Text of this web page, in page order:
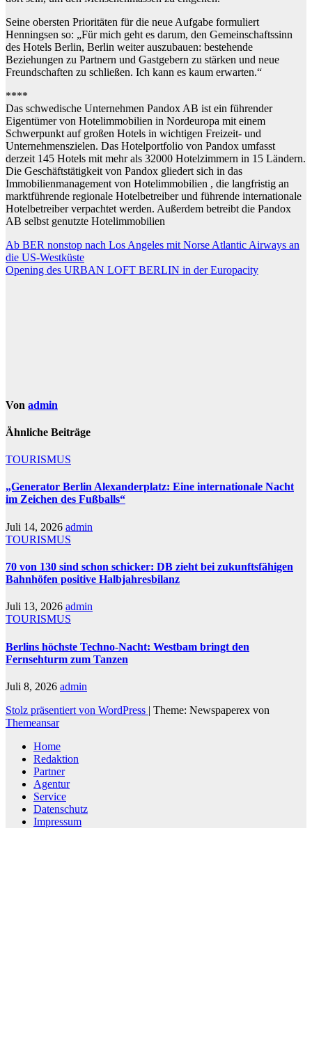
Seine obersten Prioritäten für die neue Aufgabe formuliert
Henningsen so: „Für mich geht es darum, den Gemeinschaftssinn
des Hotels Berlin, Berlin weiter auszubauen: bestehende
Beziehungen zu Partnern und Gastgebern zu stärken und neue
Freundschaften zu schließen. Ich kann es kaum erwarten.“
****
Das schwedische Unternehmen Pandox AB ist ein führender
Eigentümer von Hotelimmobilien in Nordeuropa mit einem
Schwerpunkt auf großen Hotels in wichtigen Freizeit- und
Unternehmenszielen. Das Hotelportfolio von Pandox umfasst
derzeit 145 Hotels mit mehr als 32000 Hotelzimmern in 15 Ländern.
Die Geschäftstätigkeit von Pandox gliedert sich in das
Immobilienmanagement von Hotelimmobilien , die langfristig an
marktführende regionale Hotelbetreiber und führende internationale
Hotelbetreiber verpachtet werden. Außerdem betreibt die Pandox
AB selbst genutzte Hotelimmobilien
Beitragsnavigation
Ab BER nonstop nach Los Angeles mit Norse Atlantic Airways an
die US-Westküste
Opening des URBAN LOFT BERLIN in der Europacity
Von admin
Ähnliche Beiträge
TOURISMUS
„Generator Berlin Alexanderplatz: Eine internationale Nacht
im Zeichen des Fußballs“
Juli 14, 2026 admin
TOURISMUS
70 von 130 sind schon schicker: DB zieht bei zukunftsfähigen
Bahnhöfen positive Halbjahresbilanz
Juli 13, 2026 admin
TOURISMUS
Berlins höchste Techno-Nacht: Westbam bringt den
Fernsehturm zum Tanzen
Juli 8, 2026 admin
Stolz präsentiert von WordPress | Theme: Newspaperex von
Themeansar
Home
Redaktion
Partner
Agentur
Service
Datenschutz
Impressum